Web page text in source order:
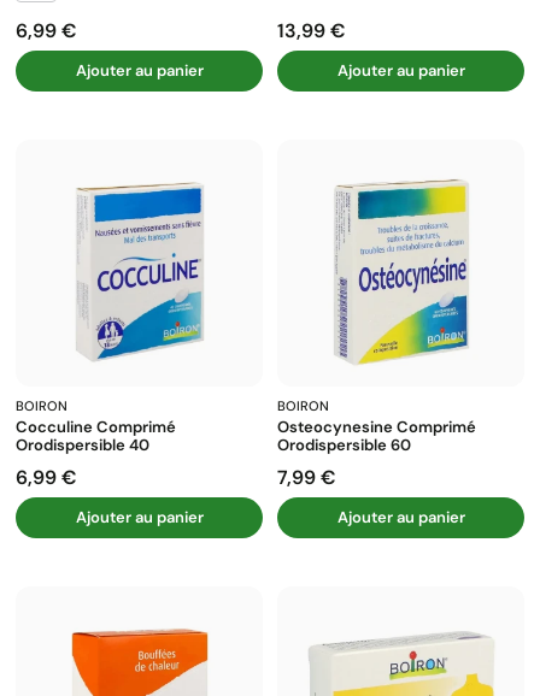
Prix
6,99 €
Ajouter au panier
Prix
13,99 €
Ajouter au panier
BOIRON
Cocculine Comprimé
Orodispersible 40
Prix
6,99 €
Ajouter au panier
BOIRON
Osteocynesine Comprimé
Orodispersible 60
Prix
7,99 €
Ajouter au panier